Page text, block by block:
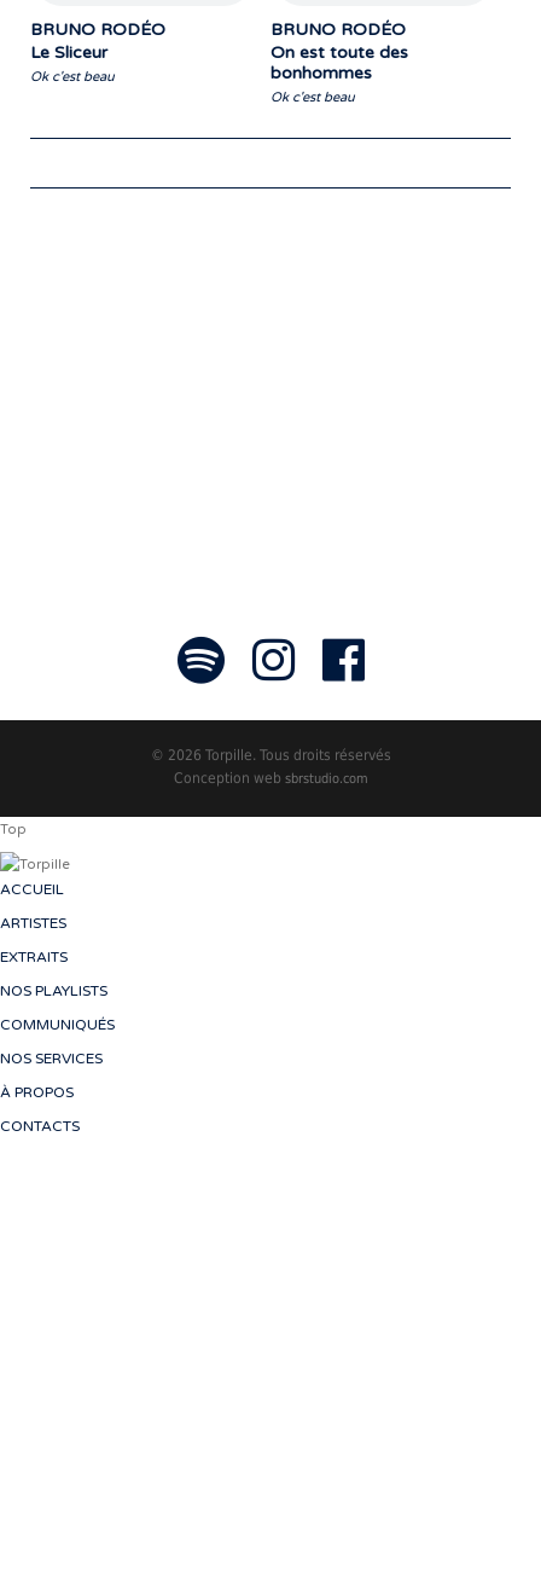
BRUNO RODÉO
Le Sliceur
Ok c'est beau
BRUNO RODÉO
On est toute des
bonhommes
Ok c'est beau
© 2026 Torpille. Tous droits réservés
Conception web sbrstudio.com
Top
ACCUEIL
ARTISTES
EXTRAITS
NOS PLAYLISTS
COMMUNIQUÉS
NOS SERVICES
À PROPOS
CONTACTS